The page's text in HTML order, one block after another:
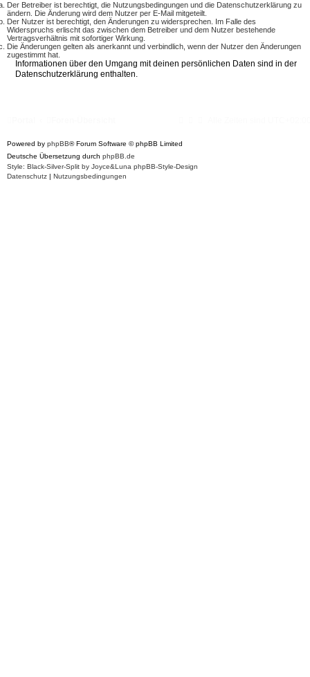
Der Betreiber ist berechtigt, die Nutzungsbedingungen und die Datenschutzerklärung zu
ändern. Die Änderung wird dem Nutzer per E-Mail mitgeteilt.
Der Nutzer ist berechtigt, den Änderungen zu widersprechen. Im Falle des
Widerspruchs erlischt das zwischen dem Betreiber und dem Nutzer bestehende
Vertragsverhältnis mit sofortiger Wirkung.
Die Änderungen gelten als anerkannt und verbindlich, wenn der Nutzer den Änderungen
zugestimmt hat.
Informationen über den Umgang mit deinen persönlichen Daten sind in der
Datenschutzerklärung enthalten.
Powered by phpBB® Forum Software © phpBB Limited
Deutsche Übersetzung durch phpBB.de
Style: Black-Silver-Split by Joyce&Luna phpBB-Style-Design
Datenschutz
Nutzungsbedingungen